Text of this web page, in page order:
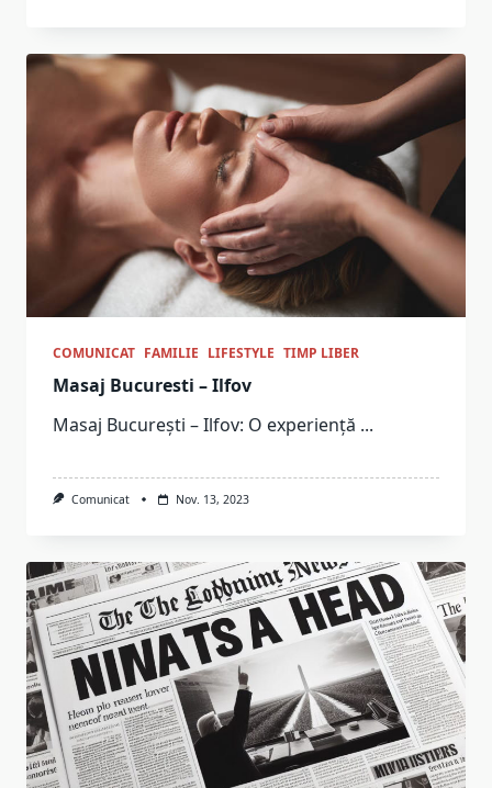
COMUNICAT FAMILIE LIFESTYLE TIMP LIBER
Masaj Bucuresti – Ilfov
Masaj București – Ilfov: O experiență ...
Comunicat Nov. 13, 2023